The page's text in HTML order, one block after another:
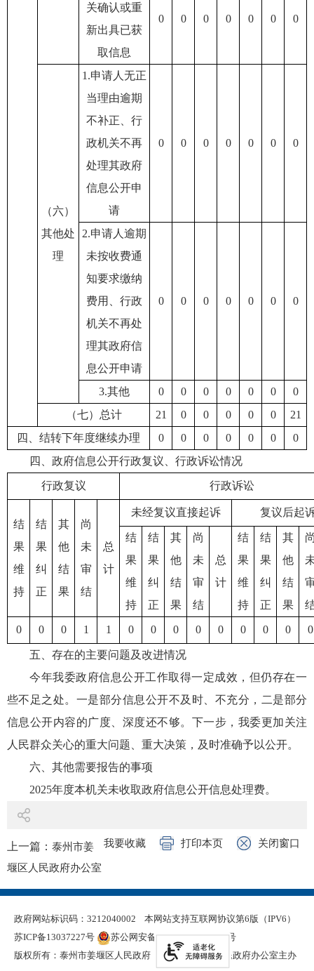
关确认或重
新出具已获
取信息
0 0 0 0 0 0 0
（六）
其他处
理
1.申请人无正
当理由逾期
不补正、行
政机关不再
处理其政府
信息公开申
请
0 0 0 0 0 0 0
2.申请人逾期
未按收费通
知要求缴纳
费用、行政
机关不再处
理其政府信
息公开申请
0 0 0 0 0 0 0
3.其他 0 0 0 0 0 0
0
（七）总计
21 0 0 0 0 0
21
四、结转下年度继续办理
0 0 0 0 0 0
0
四、政府信息公开行政复议、行政诉讼情况
行政复议 行政诉讼
结
果
维
持
结
果
纠
正
其
他
结
果
尚
未
审
结
总
计
未经复议直接起诉 复议后起
结
果
维
持
结
果
纠
正
其
他
结
果
尚
未
审
结
总
计
结
果
维
持
结
果
纠
正
其
他
结
果
0 0 0 1 1 0 0 0 0 0 0 0 0 0
五、存在的主要问题及改进情况
今年我委政府信息公开工作取得一定成效，但仍存在一
些不足之处。一是部分信息公开不及时、不充分，二是部分
信息公开内容的广度、深度还不够。下一步，我委更加关注
人民群众关心的重大问题、重大决策，及时准确予以公开。
六、其他需要报告的事项
2025年度本机关未收取政府信息公开信息处理费。
我要收藏 打印本页 关闭窗口
上一篇： 泰州市姜
堰区人民政府办公室
2025年政府信息公开
下一篇：
泰州市姜
堰区教育局2025年政
政府网站标识码：3212040002
本网站支持互联网协议第6版（IPV6）
苏ICP备13037227号
苏公网安备 32120402000321号
版权所有：泰州市姜堰区人民政府
泰州市姜堰区人民政府办公室主办